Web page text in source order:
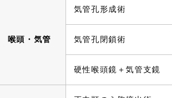
喉頭・気管
気管孔形成術
気管孔閉鎖術
硬性喉頭鏡＋気管支鏡